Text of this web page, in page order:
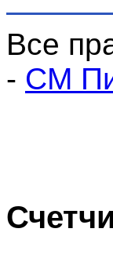
Все
- СМ